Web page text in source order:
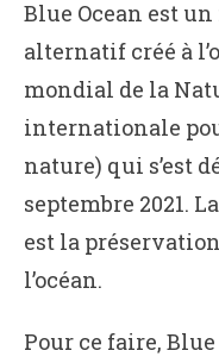
Blue Ocean est
alternatif créé à
mondial de la
internationale
nature) qui s’est
septembre 2021.
est la
l’océan.
Pour ce faire,